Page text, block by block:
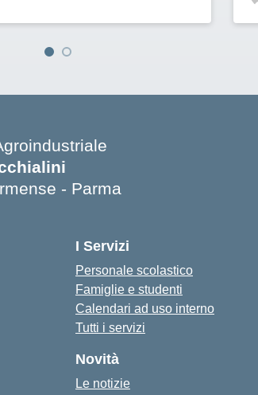
- Parma
I Servizi
Personale scolastico
Famiglie e studenti
Calendari ad uso interno
Tutti i servizi
Novità
Le notizie